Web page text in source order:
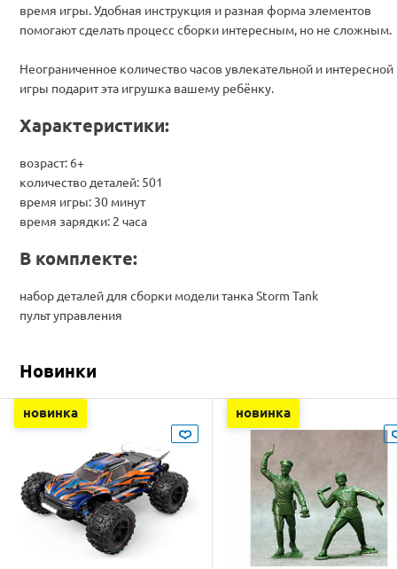
время игры. Удобная инструкция и разная форма элементов
помогают сделать процесс сборки интересным, но не сложным.
Неограниченное количество часов увлекательной и интересной
игры подарит эта игрушка вашему ребёнку.
Характеристики:
возраст: 6+
количество деталей: 501
время игры: 30 минут
время зарядки: 2 часа
В комплекте:
набор деталей для сборки модели танка Storm Tank
пульт управления
Новинки
новинка новинка